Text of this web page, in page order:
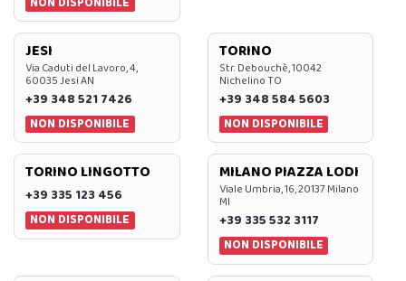
JESI
Via Caduti del Lavoro, 4,
60035 Jesi AN
+39 348 521 7426
NON DISPONIBILE
TORINO
Str. Debouchè, 10042
Nichelino TO
+39 348 584 5603
NON DISPONIBILE
TORINO LINGOTTO
+39 335 123 456
NON DISPONIBILE
MILANO PIAZZA LODI
Viale Umbria, 16, 20137 Milano
MI
+39 335 532 3117
NON DISPONIBILE